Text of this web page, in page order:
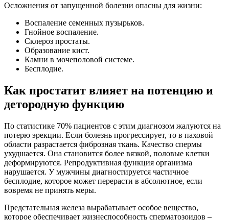
Осложнения от запущенной болезни опасны для жизни:
Воспаление семенных пузырьков.
Гнойное воспаление.
Склероз простаты.
Образование кист.
Камни в мочеполовой системе.
Бесплодие.
Как простатит влияет на потенцию и
детородную функцию
По статистике 70% пациентов с этим диагнозом жалуются на
потерю эрекции. Если болезнь прогрессирует, то в паховой
области разрастается фиброзная ткань. Качество спермы
ухудшается. Она становится более вязкой, половые клетки
деформируются. Репродуктивная функция организма
нарушается. У мужчины диагностируется частичное
бесплодие, которое может перерасти в абсолютное, если
вовремя не принять меры.
Предстательная железа вырабатывает особое вещество,
которое обеспечивает жизнеспособность сперматозоидов –